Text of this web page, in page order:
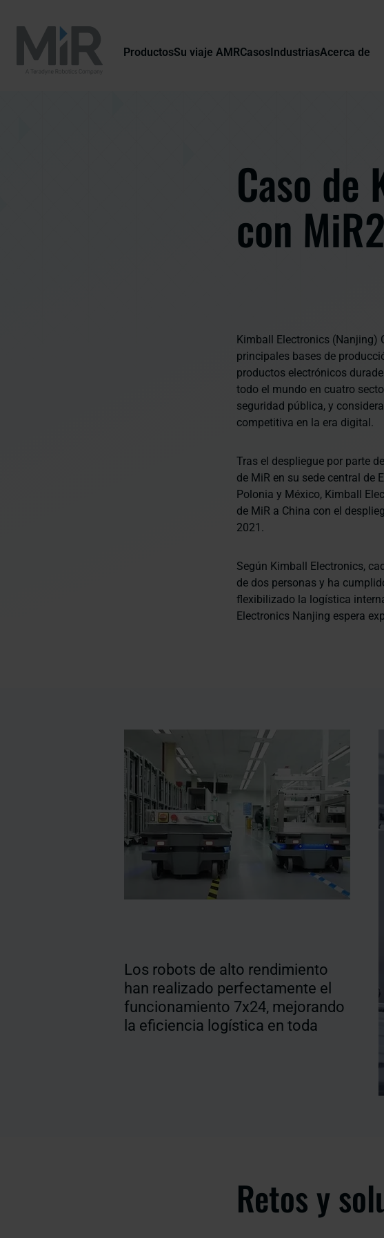
ProductosSu viaje AMRCasosIndustriasAcerca de
Caso
con
Kimball Electronics (Nanjing)
principales bases de
productos electrónicos
todo el mundo en cuatro
seguridad pública, y
competitiva en la era digital.
Tras el despliegue por parte
de MiR en su sede central de
Polonia y México, Kimball
de MiR a China con el
2021.
Según Kimball Electronics,
de dos personas y ha
flexibilizado la logística
Electronics Nanjing espera
Los robots de alto rendimiento
han realizado perfectamente el
funcionamiento 7x24, mejorando
la eficiencia logística en toda
Retos y